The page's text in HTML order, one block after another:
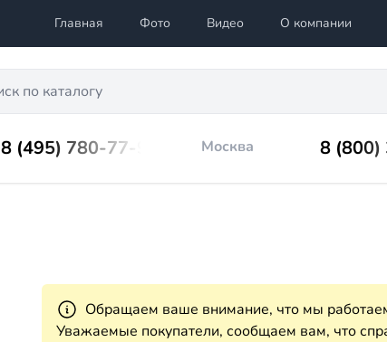
Главная Фото Видео О компании
8 (495) 780-77-98 Москва 8 (800)
Обращаем ваше внимание, что мы
Уважаемые покупатели, сообщаем вам, что